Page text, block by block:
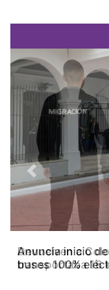
Devuelven a
transportaba 16
Previous